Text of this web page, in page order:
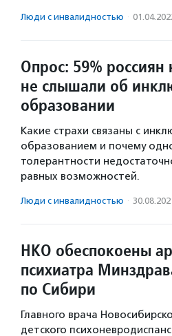
Люди с инвалидностью ·
Опрос: 59% россиян
не слышали об
образовании
Какие страхи связаны с
образованием и почему
толерантности
равных возможностей.
Люди с инвалидностью ·
НКО обеспокоены
психиатра
по Сибири
Главного врача
детского